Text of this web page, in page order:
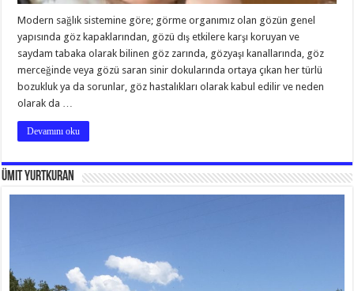
Modern sağlık sistemine göre; görme organımız olan gözün genel
yapısında göz kapaklarından, gözü dış etkilere karşı koruyan ve
saydam tabaka olarak bilinen göz zarında, gözyaşı kanallarında, göz
merceğinde veya gözü saran sinir dokularında ortaya çıkan her türlü
bozukluk ya da sorunlar, göz hastalıkları olarak kabul edilir ve neden
olarak da …
Devamını oku
Ümit Yurtkuran